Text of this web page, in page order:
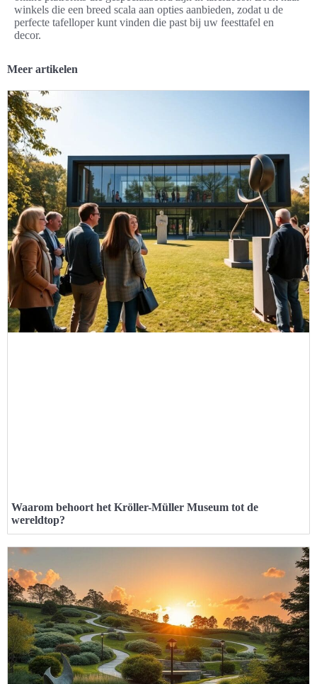
winkels die een breed scala aan opties aanbieden, zodat u de
perfecte tafelloper kunt vinden die past bij uw feesttafel en
decor.
Meer artikelen
Waarom behoort het Kröller-Müller Museum tot de
wereldtop?